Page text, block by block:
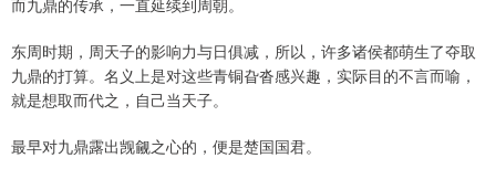
东周时期，周天子的影响力与日俱减，所以，许多诸侯都萌生了夺取
九鼎的打算。名义上是对这些青铜旮沓感兴趣，实际目的不言而喻，
就是想取而代之，自己当天子。
最早对九鼎露出觊觎之心的，便是楚国国君。